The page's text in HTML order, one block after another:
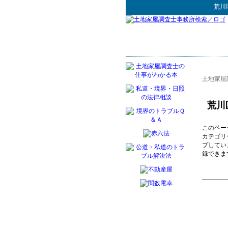
荒川
土地家屋
荒川
このペ
カテゴリ
プして
録できま